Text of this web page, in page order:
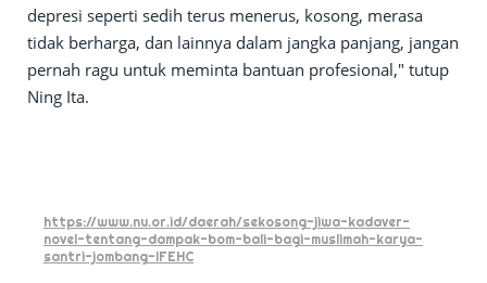
depresi seperti sedih terus menerus, kosong, merasa
tidak berharga, dan lainnya dalam jangka panjang, jangan
pernah ragu untuk meminta bantuan profesional," tutup
Ning Ita.
https://www.nu.or.id/daerah/sekosong-jiwa-kadaver-
novel-tentang-dampak-bom-bali-bagi-muslimah-karya-
santri-jombang-lFEHC